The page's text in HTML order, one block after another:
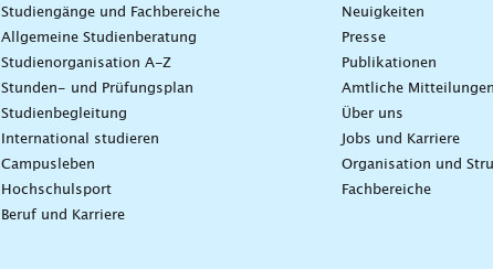
Studiengänge und Fachbereiche
Allgemeine Studienberatung
Studienorganisation A-Z
Stunden- und Prüfungsplan
Studienbegleitung
International studieren
Campusleben
Hochschulsport
Beruf und Karriere
Neuigkeiten
Presse
Publikationen
Amtliche Mitteilungen
Über uns
Jobs und Karriere
Organisation und
Fachbereiche